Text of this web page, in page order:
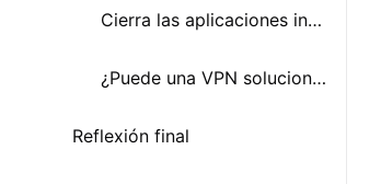
Cierra las aplicaciones innecesarias en segundo plano
¿Puede una VPN solucionar las desconexiones de Clash Royale?
Reflexión final